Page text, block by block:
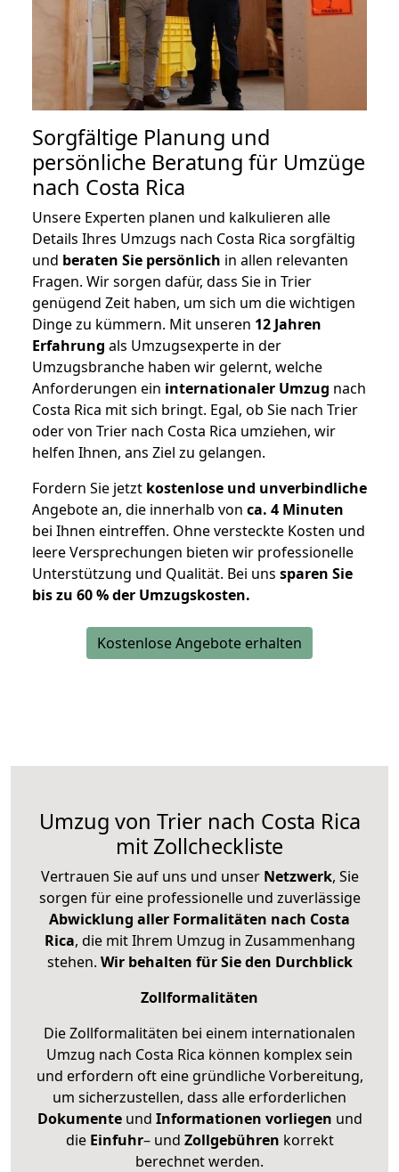
Sorgfältige Planung und
persönliche Beratung für Umzüge
nach Costa Rica
Unsere Experten planen und kalkulieren alle
Details Ihres Umzugs nach Costa Rica sorgfältig
und beraten Sie persönlich in allen relevanten
Fragen. Wir sorgen dafür, dass Sie in Trier
genügend Zeit haben, um sich um die wichtigen
Dinge zu kümmern. Mit unseren 12 Jahren
Erfahrung als Umzugsexperte in der
Umzugsbranche haben wir gelernt, welche
Anforderungen ein internationaler Umzug nach
Costa Rica mit sich bringt. Egal, ob Sie nach Trier
oder von Trier nach Costa Rica umziehen, wir
helfen Ihnen, ans Ziel zu gelangen.
Fordern Sie jetzt kostenlose und unverbindliche
Angebote an, die innerhalb von ca. 4 Minuten
bei Ihnen eintreffen. Ohne versteckte Kosten und
leere Versprechungen bieten wir professionelle
Unterstützung und Qualität. Bei uns sparen Sie
bis zu 60 % der Umzugskosten.
Kostenlose Angebote erhalten
Umzug von Trier nach Costa Rica
mit Zollcheckliste
Vertrauen Sie auf uns und unser Netzwerk, Sie
sorgen für eine professionelle und zuverlässige
Abwicklung aller Formalitäten nach Costa
Rica, die mit Ihrem Umzug in Zusammenhang
stehen. Wir behalten für Sie den Durchblick
Zollformalitäten
Die Zollformalitäten bei einem internationalen
Umzug nach Costa Rica können komplex sein
und erfordern oft eine gründliche Vorbereitung,
um sicherzustellen, dass alle erforderlichen
Dokumenteund Informationen vorliegen und
die Einfuhr– und Zollgebühren korrekt
berechnet werden.